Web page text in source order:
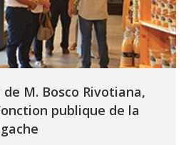
M. Bosco Rivotiana,
publique de la